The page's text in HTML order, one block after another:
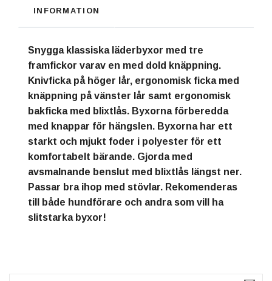
INFORMATION
Snygga klassiska läderbyxor med tre
framfickor varav en med dold knäppning.
Knivficka på höger lår, ergonomisk ficka med
knäppning på vänster lår samt ergonomisk
bakficka med blixtlås. Byxorna förberedda
med knappar för hängslen. Byxorna har ett
starkt och mjukt foder i polyester för ett
komfortabelt bärande. Gjorda med
avsmalnande benslut med blixtlås längst ner.
Passar bra ihop med stövlar. Rekomenderas
till både hundförare och andra som vill ha
slitstarka byxor!